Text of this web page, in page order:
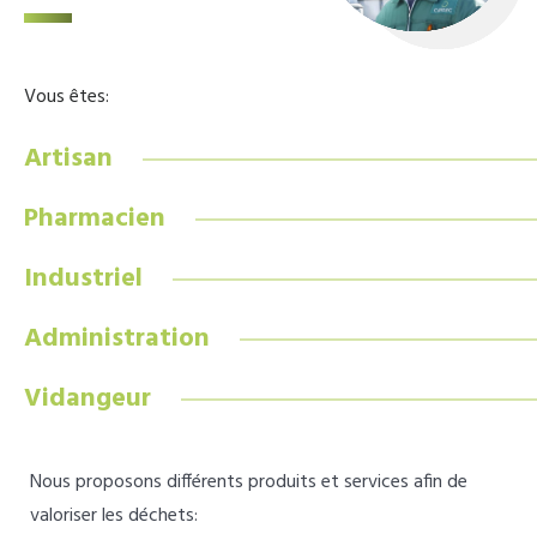
Vous êtes:
Artisan
Pharmacien
Industriel
Administration
Vidangeur
Nous proposons différents produits et services afin de
valoriser les déchets: